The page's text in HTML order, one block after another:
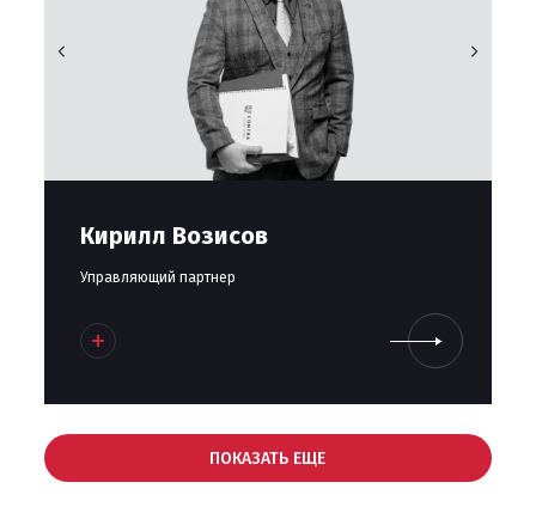
Кирилл Возисов
Управляющий партнер
ПОКАЗАТЬ ЕЩЕ